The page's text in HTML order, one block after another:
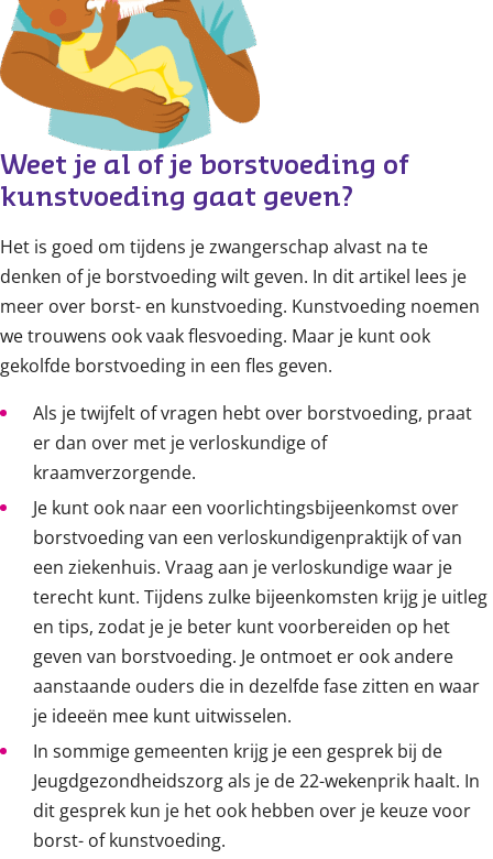
Weet je al of je borstvoeding of
kunstvoeding gaat geven?
Het is goed om tijdens je zwangerschap alvast na te
denken of je borstvoeding wilt geven. In dit artikel lees je
meer over borst- en kunstvoeding. Kunstvoeding noemen
we trouwens ook vaak flesvoeding. Maar je kunt ook
gekolfde borstvoeding in een fles geven.
Als je twijfelt of vragen hebt over borstvoeding, praat
er dan over met je verloskundige of
kraamverzorgende.
Je kunt ook naar een voorlichtingsbijeenkomst over
borstvoeding van een verloskundigenpraktijk of van
een ziekenhuis. Vraag aan je verloskundige waar je
terecht kunt. Tijdens zulke bijeenkomsten krijg je uitleg
en tips, zodat je je beter kunt voorbereiden op het
geven van borstvoeding. Je ontmoet er ook andere
aanstaande ouders die in dezelfde fase zitten en waar
je ideeën mee kunt uitwisselen.
In sommige gemeenten krijg je een gesprek bij de
Jeugdgezondheidszorg als je de 22-wekenprik haalt. In
dit gesprek kun je het ook hebben over je keuze voor
borst- of kunstvoeding.